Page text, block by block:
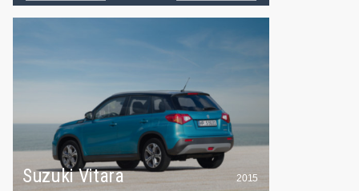
Suzuki Vitara 2015